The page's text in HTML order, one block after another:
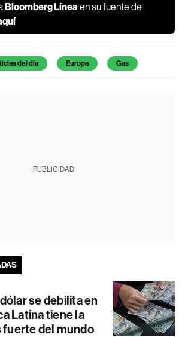
Bloomberg Línea en su fuente de
artículo
del día Europa Gas
PUBLICIDAD
se debilita en
Latina tiene la
fuerte del mundo